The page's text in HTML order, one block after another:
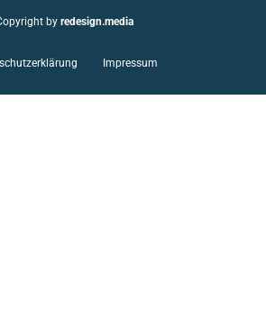
by redesign.media
Impressum